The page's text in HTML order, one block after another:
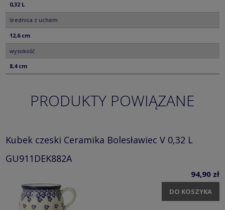
0,32 L
średnica z uchem
12,6 cm
wysokość
8,4 cm
PRODUKTY POWIĄZANE
Kubek czeski Ceramika Bolesławiec V 0,32 L
GU911DEK882A
94,90 zł
DO KOSZYKA